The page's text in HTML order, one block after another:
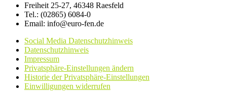
Freiheit 25-27, 46348 Raesfeld
Tel.: (02865) 6084-0
Email: info@euro-fen.de
Social Media Datenschutzhinweis
Datenschutzhinweis
Impressum
Privatsphäre-Einstellungen ändern
Historie der Privatsphäre-Einstellungen
Einwilligungen widerrufen